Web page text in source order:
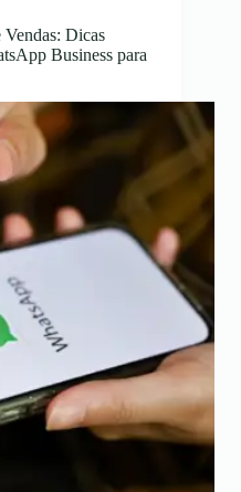
Dicas
Business para